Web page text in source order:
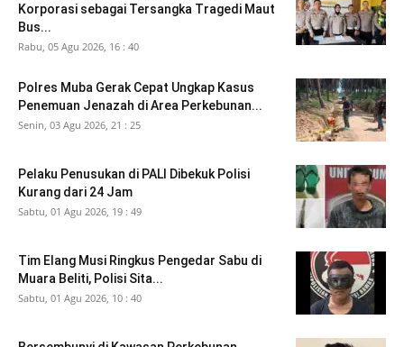
Korporasi sebagai Tersangka Tragedi Maut
Bus...
Rabu, 05 Agu 2026, 16 : 40
Polres Muba Gerak Cepat Ungkap Kasus
Penemuan Jenazah di Area Perkebunan...
Senin, 03 Agu 2026, 21 : 25
Pelaku Penusukan di PALI Dibekuk Polisi
Kurang dari 24 Jam
Sabtu, 01 Agu 2026, 19 : 49
Tim Elang Musi Ringkus Pengedar Sabu di
Muara Beliti, Polisi Sita...
Sabtu, 01 Agu 2026, 10 : 40